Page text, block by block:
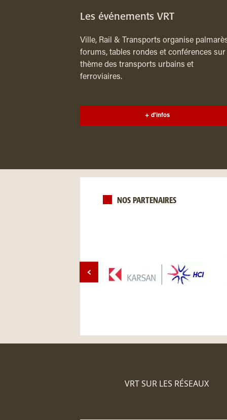
Les événements VRT
Ville, Rail & Transports organise
forums, tables rondes et conférences sur
thème des transports urbains et
ferroviaires.
+ d'infos
NOS PARTENAIRES
VRT SUR LES RÉSEAUX